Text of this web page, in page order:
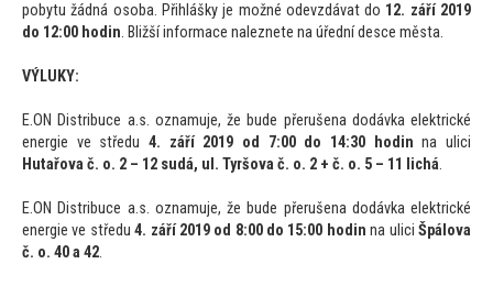
pobytu žádná osoba. Přihlášky je možné odevzdávat do 12. září 2019
do 12:00 hodin. Bližší informace naleznete na úřední desce města.
VÝLUKY:
E.ON Distribuce a.s. oznamuje, že bude přerušena dodávka elektrické
energie ve středu 4. září 2019 od 7:00 do 14:30 hodin na ulici
Hutařova č. o. 2 – 12 sudá, ul. Tyršova č. o. 2 + č. o. 5 – 11 lichá.
E.ON Distribuce a.s. oznamuje, že bude přerušena dodávka elektrické
energie ve středu4. září 2019 od 8:00 do 15:00 hodin na uliciŠpálova
č. o. 40 a 42.